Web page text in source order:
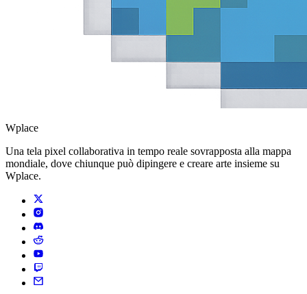
Wplace
Una tela pixel collaborativa in tempo reale sovrapposta alla mappa
mondiale, dove chiunque può dipingere e creare arte insieme su
Wplace.